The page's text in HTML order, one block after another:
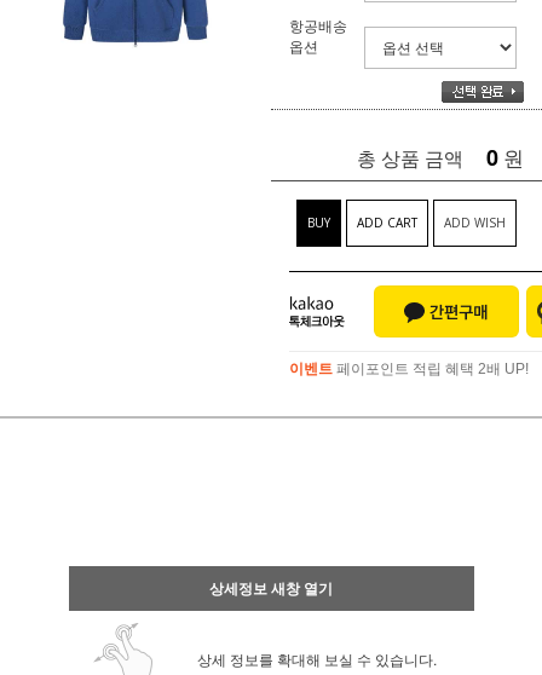
항공배송
옵션
총 상품 금액 0 원
BUY ADD CART ADD WISH
이벤트 페이포인트 적립 혜택 2배 UP!
상세정보 새창 열기
상세 정보를 확대해 보실 수 있습니다.